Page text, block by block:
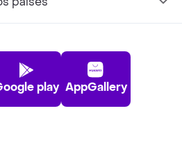
play AppGallery